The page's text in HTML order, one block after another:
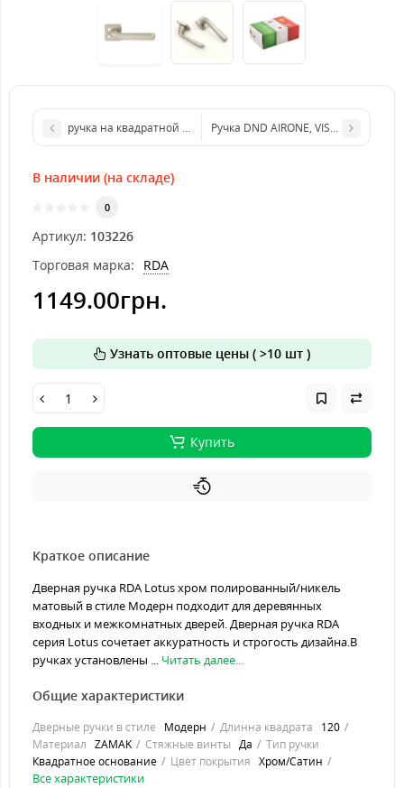
ручка на квадратной розетте Securemme Kit 5005KCS Roma
Ручка DND AIRONE, VIS-круг,
В наличии (на складе)
0
Артикул: 103226
Торговая марка:
RDA
1149.00грн.
Узнать оптовые цены ( >10 шт )
Купить
Краткое описание
Дверная ручка RDA Lotus хром полированный/никель
матовый в стиле Модерн подходит для деревянных
входных и межкомнатных дверей. Дверная ручка RDA
серия Lotus сочетает аккуратность и строгость дизайна.В
ручках установлены ... Читать далее...
Общие характеристики
Дверные ручки в стиле Модерн Длинна квадрата
120
Материал ZAMAK Стяжные винты Да
Тип ручки
Квадратное основание
Цвет покрытия Хром/Сатин
Все характеристики